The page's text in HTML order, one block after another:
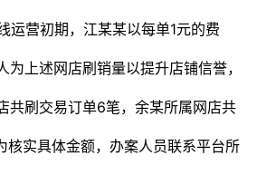
运营初期，江某某以每单1元的费
为上述网店刷销量以提升店铺信誉，
共刷交易订单6笔，余某所属网店共
核实具体金额，办案人员联系平台所